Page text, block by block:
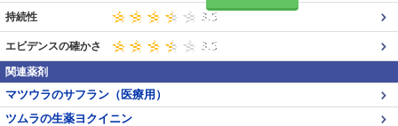
持続性
エビデンスの確かさ
関連薬剤
マツウラのサフラン（医療用）
ツムラの生薬ヨクイニン